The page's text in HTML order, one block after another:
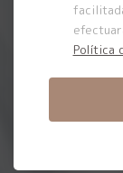
Política